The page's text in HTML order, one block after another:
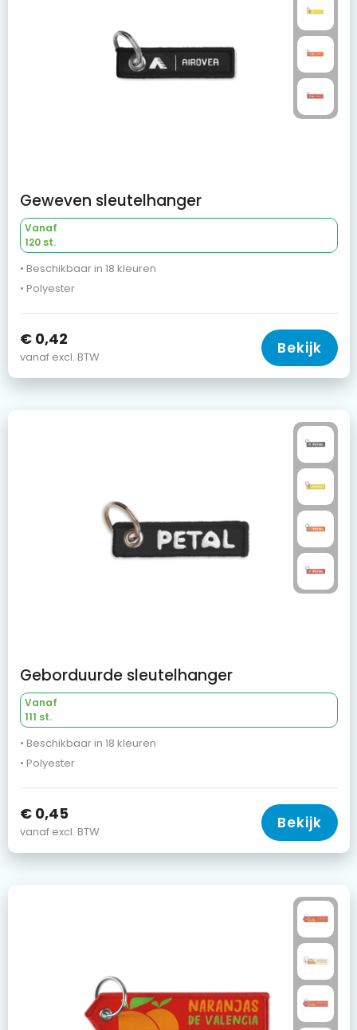
Geweven sleutelhanger
Vanaf
120 st.
• Beschikbaar in 18 kleuren
• Polyester
€ 0,42
vanaf excl. BTW Bekijk
Geborduurde sleutelhanger
Vanaf
111 st.
• Beschikbaar in 18 kleuren
• Polyester
€ 0,45
vanaf excl. BTW Bekijk